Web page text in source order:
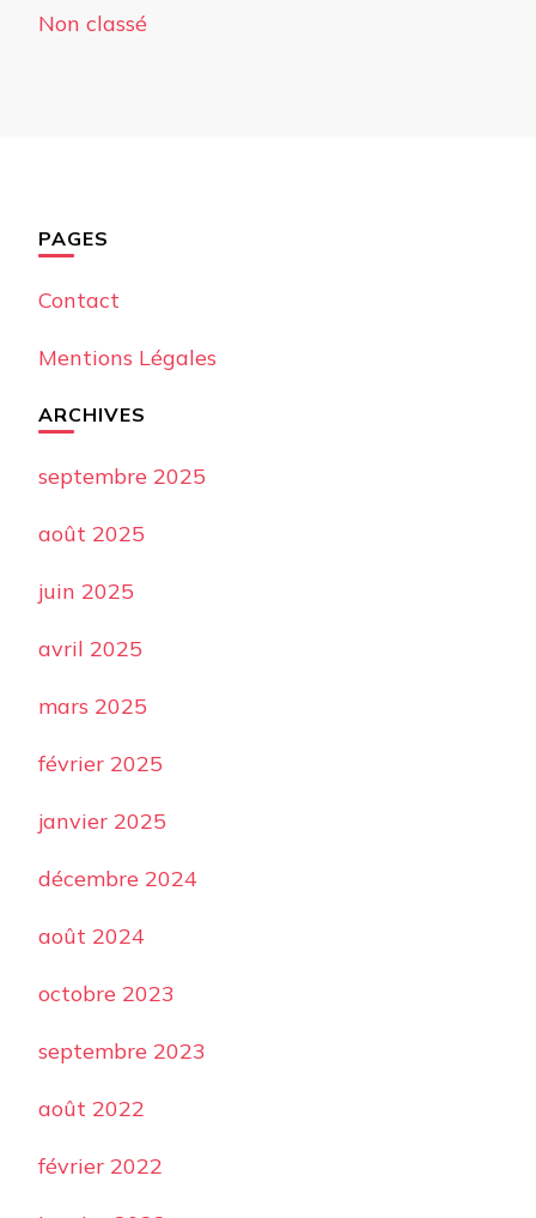
Non classé
PAGES
Contact
Mentions Légales
ARCHIVES
septembre 2025
août 2025
juin 2025
avril 2025
mars 2025
février 2025
janvier 2025
décembre 2024
août 2024
octobre 2023
septembre 2023
août 2022
février 2022